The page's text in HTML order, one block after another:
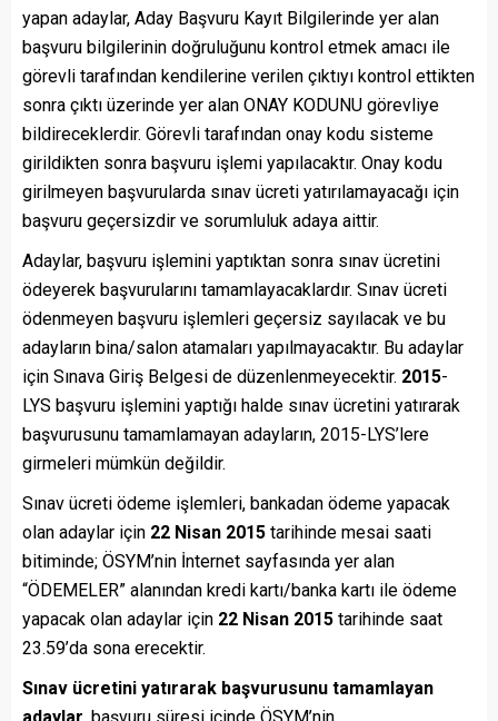
yapan adaylar, Aday Başvuru Kayıt Bilgilerinde yer alan
başvuru bilgilerinin doğruluğunu kontrol etmek amacı ile
görevli tarafından kendilerine verilen çıktıyı kontrol ettikten
sonra çıktı üzerinde yer alan ONAY KODUNU görevliye
bildireceklerdir. Görevli tarafından onay kodu sisteme
girildikten sonra başvuru işlemi yapılacaktır. Onay kodu
girilmeyen başvurularda sınav ücreti yatırılamayacağı için
başvuru geçersizdir ve sorumluluk adaya aittir.
Adaylar, başvuru işlemini yaptıktan sonra sınav ücretini
ödeyerek başvurularını tamamlayacaklardır. Sınav ücreti
ödenmeyen başvuru işlemleri geçersiz sayılacak ve bu
adayların bina/salon atamaları yapılmayacaktır. Bu adaylar
için Sınava Giriş Belgesi de düzenlenmeyecektir. 2015-
LYS başvuru işlemini yaptığı halde sınav ücretini yatırarak
başvurusunu tamamlamayan adayların, 2015-LYS’lere
girmeleri mümkün değildir.
Sınav ücreti ödeme işlemleri, bankadan ödeme yapacak
olan adaylar için 22 Nisan 2015 tarihinde mesai saati
bitiminde; ÖSYM’nin İnternet sayfasında yer alan
“ÖDEMELER” alanından kredi kartı/banka kartı ile ödeme
yapacak olan adaylar için 22 Nisan 2015 tarihinde saat
23.59’da sona erecektir.
Sınav ücretini yatırarak başvurusunu tamamlayan
adaylar, başvuru süresi içinde ÖSYM’nin